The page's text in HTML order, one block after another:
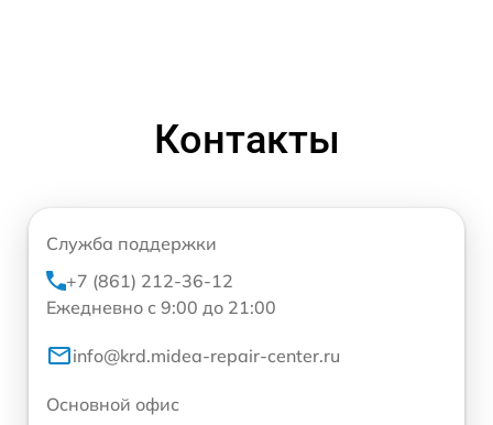
Контакты
Служба поддержки
+7 (861) 212-36-12
Ежедневно с 9:00 до 21:00
info@krd.midea-repair-center.ru
Основной офис